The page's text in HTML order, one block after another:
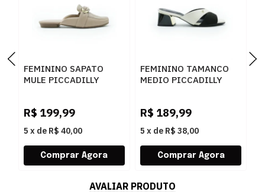
FEMININO SAPATO
MULE PICCADILLY
R$ 199,99
5 x de R$ 40,00
FEMININO TAMANCO
MEDIO PICCADILLY
R$ 189,99
5 x de R$ 38,00
AVALIAR PRODUTO